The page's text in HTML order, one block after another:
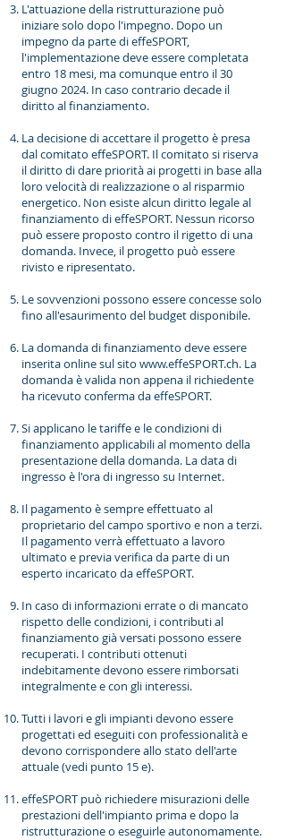
L'attuazione della ristrutturazione può
iniziare solo dopo l'impegno. Dopo un
impegno da parte di effeSPORT,
l'implementazione deve essere completata
entro 18 mesi, ma comunque entro il 30
giugno 2024. In caso contrario decade il
diritto al finanziamento.
La decisione di accettare il progetto è presa
dal comitato effeSPORT. Il comitato si riserva
il diritto di dare priorità ai progetti in base alla
loro velocità di realizzazione o al risparmio
energetico. Non esiste alcun diritto legale al
finanziamento di effeSPORT. Nessun ricorso
può essere proposto contro il rigetto di una
domanda. Invece, il progetto può essere
rivisto e ripresentato.
Le sovvenzioni possono essere concesse solo
fino all'esaurimento del budget disponibile.
La domanda di finanziamento deve essere
inserita online sul sito www.effeSPORT.ch. La
domanda è valida non appena il richiedente
ha ricevuto conferma da effeSPORT.
Si applicano le tariffe e le condizioni di
finanziamento applicabili al momento della
presentazione della domanda. La data di
ingresso è l'ora di ingresso su Internet.
Il pagamento è sempre effettuato al
proprietario del campo sportivo e non a terzi.
Il pagamento verrà effettuato a lavoro
ultimato e previa verifica da parte di un
esperto incaricato da effeSPORT.
In caso di informazioni errate o di mancato
rispetto delle condizioni, i contributi al
finanziamento già versati possono essere
recuperati. I contributi ottenuti
indebitamente devono essere rimborsati
integralmente e con gli interessi.
Tutti i lavori e gli impianti devono essere
progettati ed eseguiti con professionalità e
devono corrispondere allo stato dell'arte
attuale (vedi punto 15 e).
effeSPORT può richiedere misurazioni delle
prestazioni dell'impianto prima e dopo la
ristrutturazione o eseguirle autonomamente.